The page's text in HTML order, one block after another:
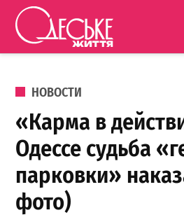
Перейти к содержанию
життя
ОПУБЛИКОВАНО В
НОВОСТИ
«Карма в
Одессе судьба
парковки»
фото)